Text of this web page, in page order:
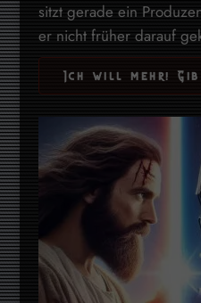
sitzt gerade ein
er nicht früher darauf
Ich will mehr!